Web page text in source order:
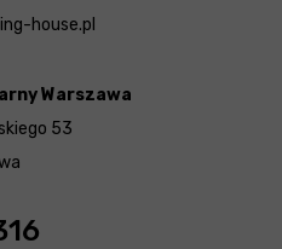
house.pl
Warszawa
53